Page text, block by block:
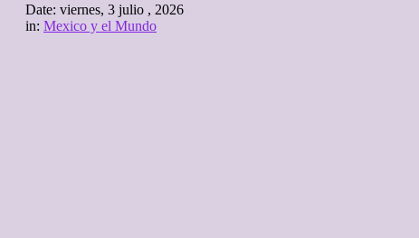
Date: viernes, 3 julio , 2026
in: Mexico y el Mundo